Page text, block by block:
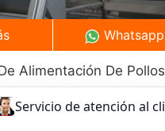
Alimentación De Pollos
Whatsapp